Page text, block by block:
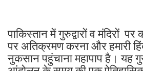
पाकिस्तान में गुरुद्वारों व मंदिरों
पर अतिक्रमण करना और हमारी
नुकसान पहुंचाना महापाप है। यह